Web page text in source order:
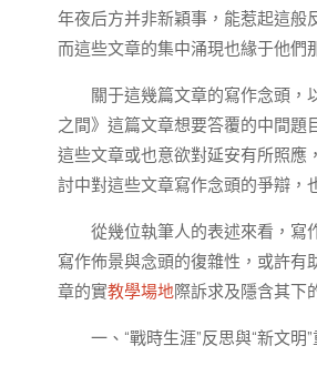
年夜后方并非新穎事，能惹起這般
而這些文章的集中涌現也緣于他們
關于這幾篇文章的寫作念頭，
之間》這篇文章想要答覆的中間題
這些文章或也意欲對延安有所照應
討中對這些文章寫作念頭的爭辯，
從幾位執筆人的表述來看，寫
寫作佈景與念頭的復雜性，或許有
章的實教學場地際訴求及隱含其下
一、“戰時生涯”反思與“新文明